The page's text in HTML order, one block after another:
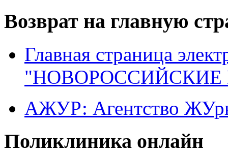
Возврат на главную
Главная страница
"НОВОРОССИЙСКИЕ
АЖУР: Агентство
Поликлиника онлайн